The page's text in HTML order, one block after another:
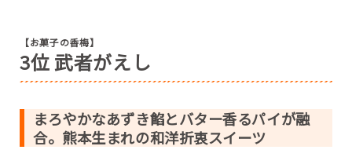
【お菓子の香梅】
3位 武者がえし
まろやかなあずき餡とバター香るパイが融
合。熊本生まれの和洋折衷スイーツ